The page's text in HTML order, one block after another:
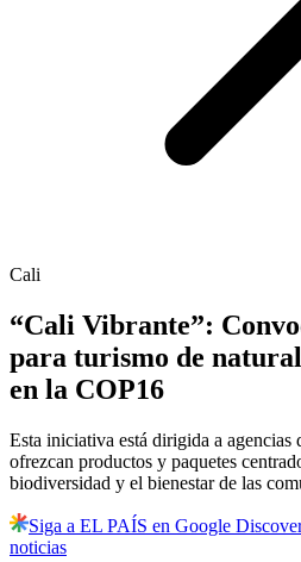
Cali
“Cali Vibrante”:
para turismo de
en la COP16
Esta iniciativa está dirigida a agencias
ofrezcan productos y paquetes
biodiversidad y el bienestar de las
Siga a EL PAÍS en Google
noticias